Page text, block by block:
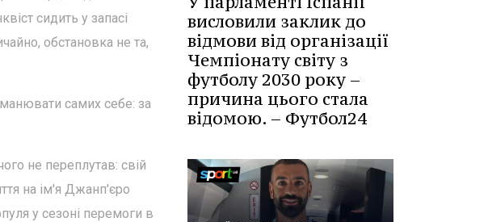
сидить у запасі
обстановка не та,
самих себе: за
не переплутав: свій
на ім'я Джанп'єро
у сезоні перемоги в
висловили заклик до
відмови від організації
Чемпіонату світу з
футболу 2030 року –
причина цього стала
відомою. – Футбол24